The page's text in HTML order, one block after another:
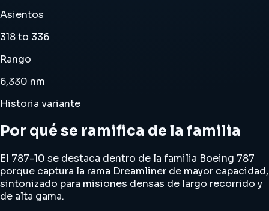
Asientos
318 to 336
Rango
6,330 nm
Historia variante
Por qué se ramifica de la familia
El 787-10 se destaca dentro de la familia Boeing 787
porque captura la rama Dreamliner de mayor capacidad,
sintonizado para misiones densas de largo recorrido y
de alta gama.